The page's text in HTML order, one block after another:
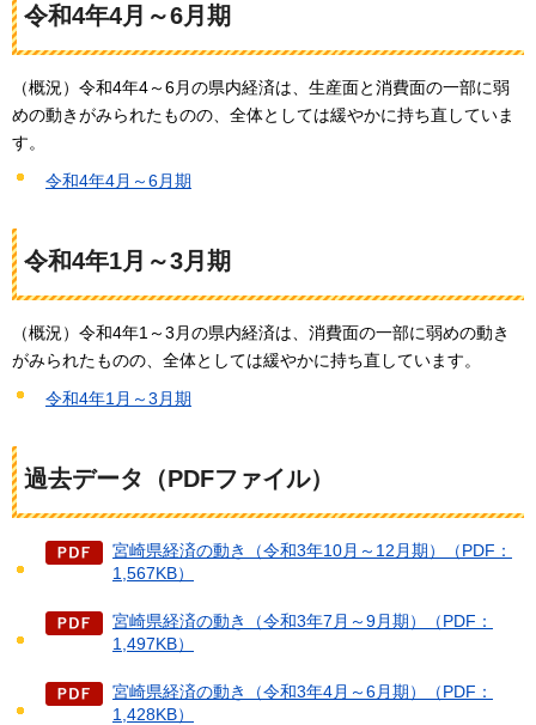
令和4年4月～6月期
（概況）令和4年4～6月の県内経済は、生産面と消費面の一部に弱
めの動きがみられたものの、全体としては緩やかに持ち直していま
す。
令和4年4月～6月期
令和4年1月～3月期
（概況）令和4年1～3月の県内経済は、消費面の一部に弱めの動き
がみられたものの、全体としては緩やかに持ち直しています。
令和4年1月～3月期
過去データ（PDFファイル）
宮崎県経済の動き（令和3年10月～12月期）（PDF：
1,567KB）
宮崎県経済の動き（令和3年7月～9月期）（PDF：
1,497KB）
宮崎県経済の動き（令和3年4月～6月期）（PDF：
1,428KB）